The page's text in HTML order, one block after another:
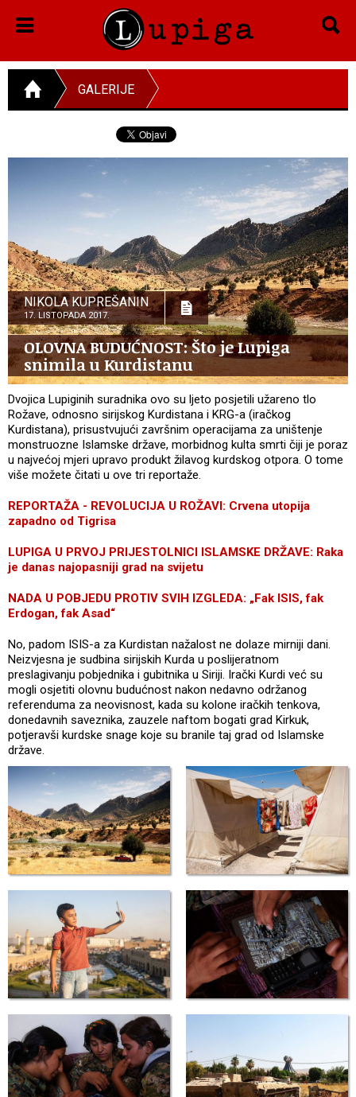
GALERIJE
NIKOLA KUPREŠANIN
17. LISTOPADA 2017.
OLOVNA BUDUĆNOST: Što je Lupiga
snimila u Kurdistanu
Dvojica Lupiginih suradnika ovo su ljeto posjetili užareno tlo
Rožave, odnosno sirijskog Kurdistana i KRG-a (iračkog
Kurdistana), prisustvujući završnim operacijama za uništenje
monstruozne Islamske države, morbidnog kulta smrti čiji je poraz
u najvećoj mjeri upravo produkt žilavog kurdskog otpora. O tome
više možete čitati u ove tri reportaže.
REPORTAŽA - REVOLUCIJA U ROŽAVI: Crvena utopija
zapadno od Tigrisa
LUPIGA U PRVOJ PRIJESTOLNICI ISLAMSKE DRŽAVE: Raka
je danas najopasniji grad na svijetu
NADA U POBJEDU PROTIV SVIH IZGLEDA: „Fak ISIS, fak
Erdogan, fak Asad“
No, padom ISIS-a za Kurdistan nažalost ne dolaze mirniji dani.
Neizvjesna je sudbina sirijskih Kurda u poslijeratnom
preslagivanju pobjednika i gubitnika u Siriji. Irački Kurdi već su
mogli osjetiti olovnu budućnost nakon nedavno održanog
referenduma za neovisnost, kada su kolone iračkih tenkova,
donedavnih saveznika, zauzele naftom bogati grad Kirkuk,
potjeravši kurdske snage koje su branile taj grad od Islamske
države.